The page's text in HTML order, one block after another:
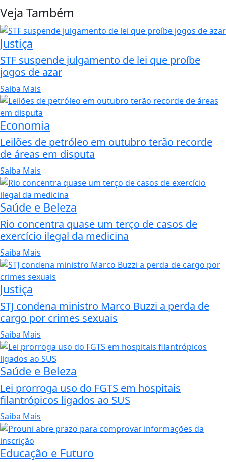
Veja Também
Justiça
STF suspende julgamento de lei que proíbe
jogos de azar
Saiba Mais
Economia
Leilões de petróleo em outubro terão recorde
de áreas em disputa
Saiba Mais
Saúde e Beleza
Rio concentra quase um terço de casos de
exercício ilegal da medicina
Saiba Mais
Justiça
STJ condena ministro Marco Buzzi a perda de
cargo por crimes sexuais
Saiba Mais
Saúde e Beleza
Lei prorroga uso do FGTS em hospitais
filantrópicos ligados ao SUS
Saiba Mais
Educação e Futuro